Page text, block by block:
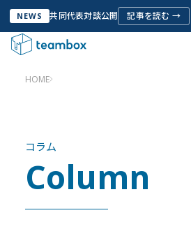
NEWS 共同代表対談公開 記事を読む →
サービス
Service
HOME
コラム
Column